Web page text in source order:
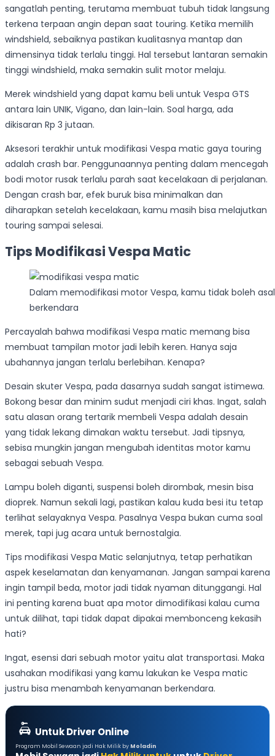
sangatlah penting, terutama membuat tubuh tidak langsung
terkena terpaan angin depan saat touring. Ketika memilih
windshield, sebaiknya pastikan kualitasnya mantap dan
dimensinya tidak terlalu tinggi. Hal tersebut lantaran semakin
tinggi windshield, maka semakin sulit motor melaju.
Merek windshield yang dapat kamu beli untuk Vespa GTS
antara lain UNIK, Vigano, dan lain-lain. Soal harga, ada
dikisaran Rp 3 jutaan.
Aksesori terakhir untuk modifikasi Vespa matic gaya touring
adalah crash bar. Penggunaannya penting dalam mencegah
bodi motor rusak terlalu parah saat kecelakaan di perjalanan.
Dengan crash bar, efek buruk bisa minimalkan dan
diharapkan setelah kecelakaan, kamu masih bisa melajutkan
touring sampai selesai.
Tips Modifikasi Vespa Matic
Dalam memodifikasi motor Vespa, kamu tidak boleh
berkendara
Percayalah bahwa modifikasi Vespa matic memang bisa
membuat tampilan motor jadi lebih keren. Hanya saja
ubahannya jangan terlalu berlebihan. Kenapa?
Desain skuter Vespa, pada dasarnya sudah sangat istimewa.
Bokong besar dan minim sudut menjadi ciri khas. Ingat, salah
satu alasan orang tertarik membeli Vespa adalah desain
yang tidak lekang dimakan waktu tersebut. Jadi tipsnya,
sebisa mungkin jangan mengubah identitas motor kamu
sebagai sebuah Vespa.
Lampu boleh diganti, suspensi boleh dirombak, mesin bisa
dioprek. Namun sekali lagi, pastikan kalau kuda besi itu tetap
terlihat selayaknya Vespa. Pasalnya Vespa bukan cuma soal
merek, tapi jug acara untuk bernostalgia.
Tips modifikasi Vespa Matic selanjutnya, tetap perhatikan
aspek keselamatan dan kenyamanan. Jangan sampai karena
ingin tampil beda, motor jadi tidak nyaman ditunggangi. Hal
ini penting karena buat apa motor dimodifikasi kalau cuma
untuk dilihat, tapi tidak dapat dipakai membonceng kekasih
hati?
Ingat, esensi dari sebuah motor yaitu alat transportasi. Maka
usahakan modifikasi yang kamu lakukan ke Vespa matic
justru bisa menambah kenyamanan berkendara.
Untuk Driver Online
Program Mobil Sewaan jadi Hak Milik by Moladin